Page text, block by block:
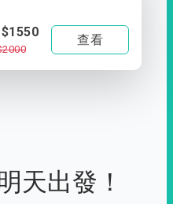
查看
天出發！